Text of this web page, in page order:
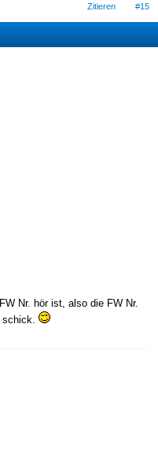
Zitieren #15
Nr. hör ist, also die FW Nr.
schick.